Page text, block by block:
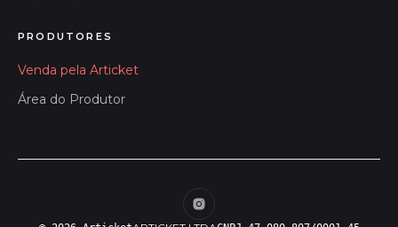
PRODUTORES
Venda pela Articket
Área do Produtor